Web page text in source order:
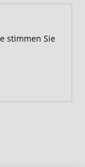
stimmen Sie